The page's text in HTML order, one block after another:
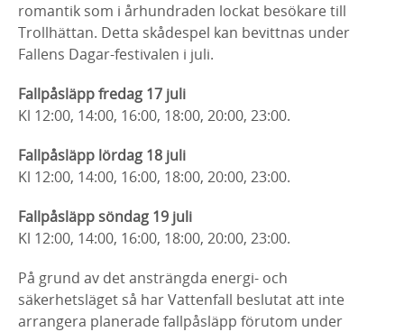
romantik som i århundraden lockat besökare till
Trollhättan. Detta skådespel kan bevittnas under
Fallens Dagar-festivalen i juli.
Fallpåsläpp fredag 17 juli
Kl 12:00, 14:00, 16:00, 18:00, 20:00, 23:00.
Fallpåsläpp lördag 18 juli
Kl 12:00, 14:00, 16:00, 18:00, 20:00, 23:00.
Fallpåsläpp söndag 19 juli
Kl 12:00, 14:00, 16:00, 18:00, 20:00, 23:00.
På grund av det ansträngda energi- och
säkerhetsläget så har Vattenfall beslutat att inte
arrangera planerade fallpåsläpp förutom under